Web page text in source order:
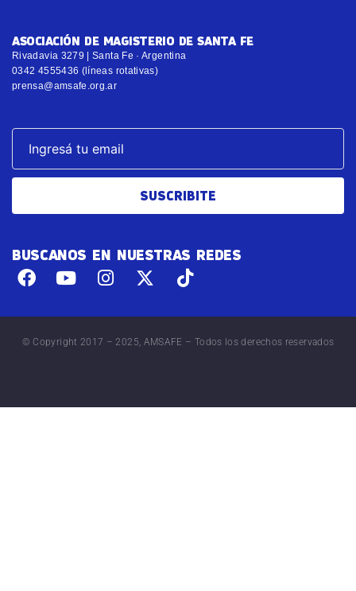
ASOCIACIÓN DE MAGISTERIO DE SANTA FE
Rivadavia 3279 | Santa Fe · Argentina
0342 4555436 (líneas rotativas)
prensa@amsafe.org.ar
SUSCRIBITE
BUSCANOS EN NUESTRAS REDES
© Copyright 2017 – 2025, AMSAFE – Todos los derechos reservados